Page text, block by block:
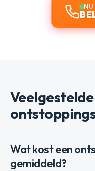
NU
Wat kost een
gemiddeld?